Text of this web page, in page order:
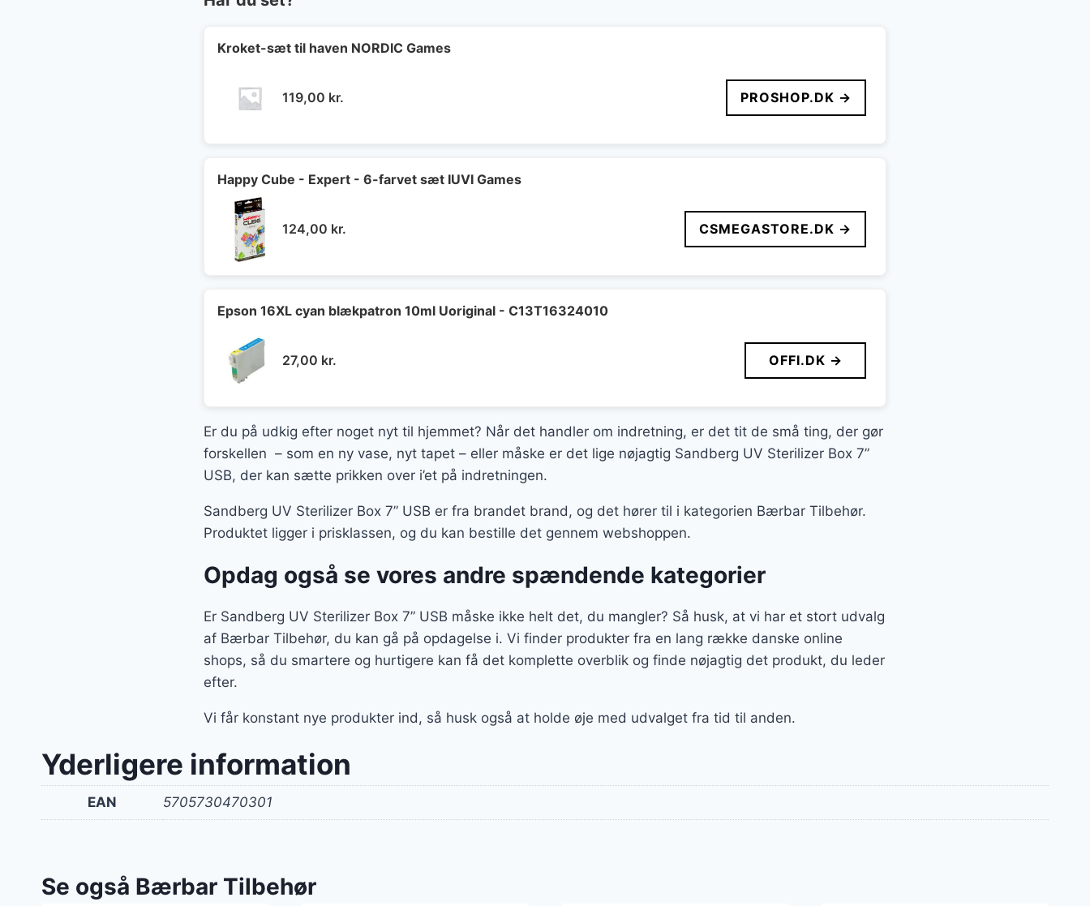
Kroket-sæt til haven NORDIC Games
119,00 kr. PROSHOP.DK →
Happy Cube - Expert - 6-farvet sæt IUVI Games
124,00 kr. CSMEGASTORE.DK →
Epson 16XL cyan blækpatron 10ml Uoriginal - C13T16324010
27,00 kr. OFFI.DK →
Er du på udkig efter noget nyt til hjemmet? Når det handler om indretning, er det tit de små ting, der gør
forskellen – som en ny vase, nyt tapet – eller måske er det lige nøjagtig Sandberg UV Sterilizer Box 7”
USB, der kan sætte prikken over i’et på indretningen.
Sandberg UV Sterilizer Box 7” USB er fra brandet brand, og det hører til i kategorien Bærbar Tilbehør.
Produktet ligger i prisklassen, og du kan bestille det gennem webshoppen.
Opdag også se vores andre spændende kategorier
Er Sandberg UV Sterilizer Box 7” USB måske ikke helt det, du mangler? Så husk, at vi har et stort udvalg
af Bærbar Tilbehør, du kan gå på opdagelse i. Vi finder produkter fra en lang række danske online
shops, så du smartere og hurtigere kan få det komplette overblik og finde nøjagtig det produkt, du leder
efter.
Vi får konstant nye produkter ind, så husk også at holde øje med udvalget fra tid til anden.
Yderligere information
EAN 5705730470301
Se også Bærbar Tilbehør